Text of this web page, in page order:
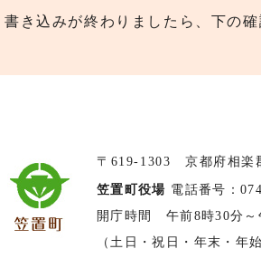
書き込みが終わりましたら、下の
〒619-1303 京都府相楽
笠置町役場 電話番号：
開庁時間 午前8時30分～
（土日・祝日・年末・年